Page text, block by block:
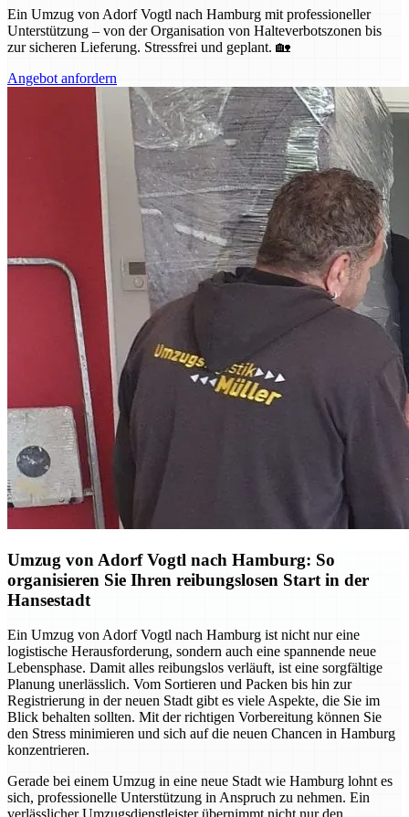
Ein Umzug von Adorf Vogtl nach Hamburg mit professioneller
Unterstützung – von der Organisation von Halteverbotszonen bis
zur sicheren Lieferung. Stressfrei und geplant. 🏡
Angebot anfordern
Umzug von Adorf Vogtl nach Hamburg: So
organisieren Sie Ihren reibungslosen Start in der
Hansestadt
Ein Umzug von Adorf Vogtl nach Hamburg ist nicht nur eine
logistische Herausforderung, sondern auch eine spannende neue
Lebensphase. Damit alles reibungslos verläuft, ist eine sorgfältige
Planung unerlässlich. Vom Sortieren und Packen bis hin zur
Registrierung in der neuen Stadt gibt es viele Aspekte, die Sie im
Blick behalten sollten. Mit der richtigen Vorbereitung können Sie
den Stress minimieren und sich auf die neuen Chancen in Hamburg
konzentrieren.
Gerade bei einem Umzug in eine neue Stadt wie Hamburg lohnt es
sich, professionelle Unterstützung in Anspruch zu nehmen. Ein